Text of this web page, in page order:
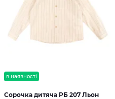
в наявності
Сорочка дитяча РБ 207 Льон